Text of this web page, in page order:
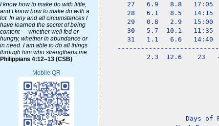
I know how to make do with little,
and I know how to make do with a
lot. In any and all circumstances I
have learned the secret of being
content — whether well fed or
hungry, whether in abundance or
in need. I am able to do all things
through him who strengthens me.
Philippians 4:12–13 (CSB)
Mobile QR
27   6.9   8.8   17:05
28   6.1   8.5   14:15
29   0.8   2.9   15:00
30   5.7  10.1   11:35
31   1.1   6.6   14:40
2.3  12.6    23
Days of